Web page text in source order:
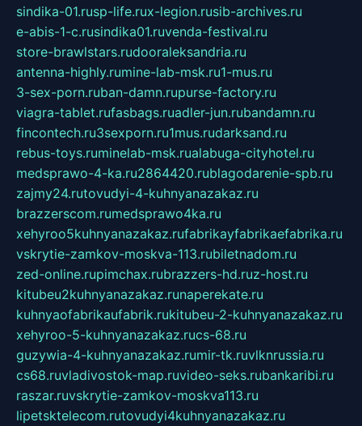
sindika-01.rusp-life.rux-legion.rusib-archives.ru
e-abis-1-c.rusindika01.ruvenda-festival.ru
store-brawlstars.rudooraleksandria.ru
antenna-highly.rumine-lab-msk.ru1-mus.ru
3-sex-porn.ruban-damn.rupurse-factory.ru
viagra-tablet.rufasbags.ruadler-jun.rubandamn.ru
fincontech.ru3sexporn.ru1mus.rudarksand.ru
rebus-toys.ruminelab-msk.rualabuga-cityhotel.ru
medsprawo-4-ka.ru2864420.rublagodarenie-spb.ru
zajmy24.rutovudyi-4-kuhnyanazakaz.ru
brazzerscom.rumedsprawo4ka.ru
xehyroo5kuhnyanazakaz.rufabrikayfabrikaefabrika.ru
vskrytie-zamkov-moskva-113.rubiletnadom.ru
zed-online.rupimchax.rubrazzers-hd.ruz-host.ru
kitubeu2kuhnyanazakaz.runaperekate.ru
kuhnyaofabrikaufabrik.rukitubeu-2-kuhnyanazakaz.ru
xehyroo-5-kuhnyanazakaz.rucs-68.ru
guzywia-4-kuhnyanazakaz.rumir-tk.ruvlknrussia.ru
cs68.ruvladivostok-map.ruvideo-seks.rubankaribi.ru
raszar.ruvskrytie-zamkov-moskva113.ru
lipetsktelecom.rutovudyi4kuhnyanazakaz.ru